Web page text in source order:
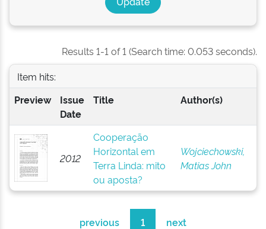
Results 1-1 of 1 (Search time: 0.053 seconds).
Item hits:
Preview
Issue
Date
Title Author(s)
2012
Cooperação
Horizontal em
Terra Linda: mito
ou aposta?
Wojciechowski,
Matias John
previous 1 next